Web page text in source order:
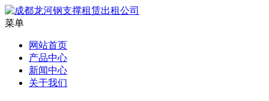
菜单
网站首页
产品中心
新闻中心
关于我们